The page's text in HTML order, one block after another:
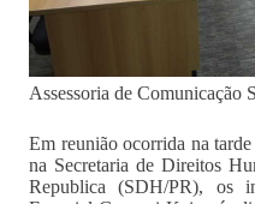
Assessoria de Comunicação
Em reunião ocorrida na
na Secretaria de Direitos
Republica (SDH/PR), os